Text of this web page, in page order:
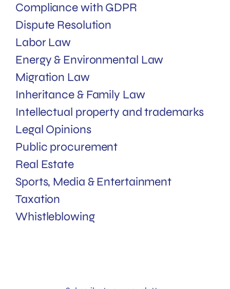
Compliance with GDPR
Dispute Resolution
Labor Law
Energy & Environmental Law
Migration Law
Inheritance & Family Law
Intellectual property and trademarks
Legal Opinions
Public procurement
Real Estate
Sports, Media & Entertainment
Taxation
Whistleblowing